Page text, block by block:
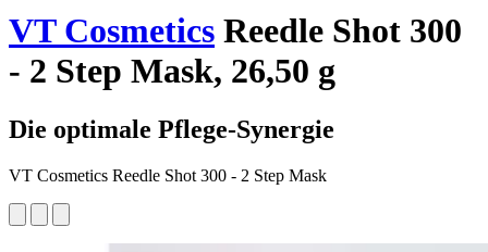
VT Cosmetics Reedle Shot 300
- 2 Step Mask, 26,50 g
Die optimale Pflege-Synergie
VT Cosmetics Reedle Shot 300 - 2 Step Mask